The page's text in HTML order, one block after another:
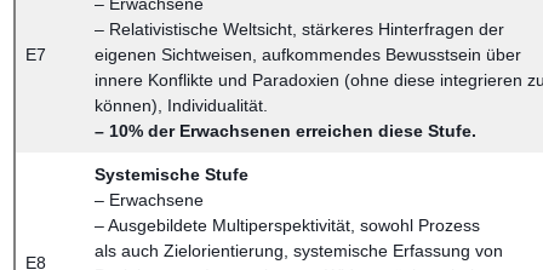
E7
– Erwachsene
– Relativistische Weltsicht, stärkeres Hinterfragen der
eigenen Sichtweisen, aufkommendes Bewusstsein über
innere Konflikte und Paradoxien (ohne diese integrieren
können), Individualität.
– 10% der Erwachsenen erreichen diese Stufe.
E8
Systemische Stufe
– Erwachsene
– Ausgebildete Multiperspektivität, sowohl Prozess
als auch Zielorientierung, systemische Erfassung von